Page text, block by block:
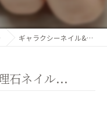
ギャラクシーネイル&大理石ネイル...
石ネイル...